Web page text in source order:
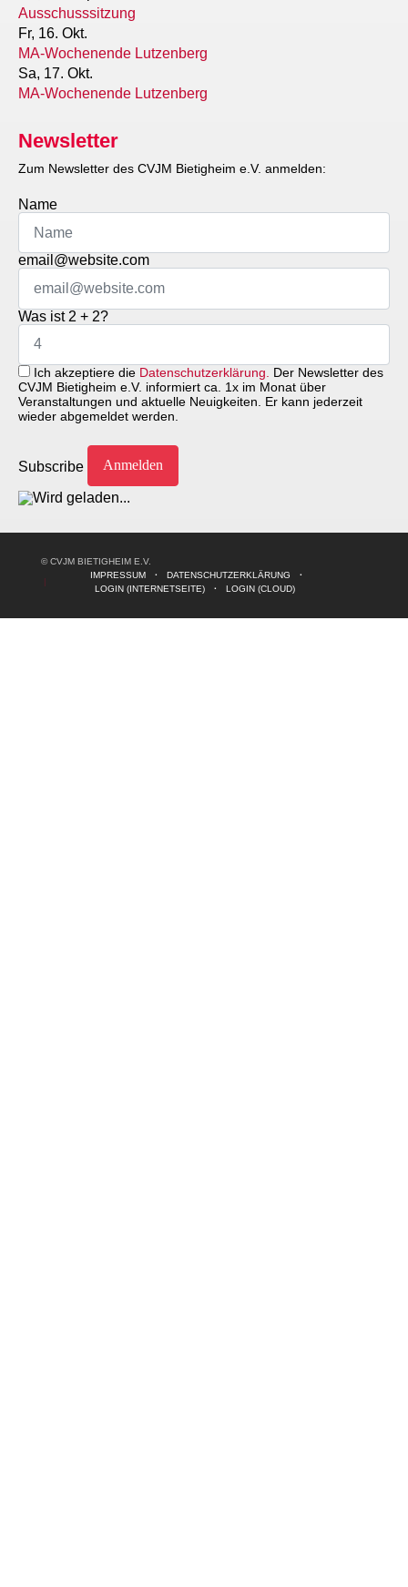
Ausschusssitzung
Fr, 16. Okt.
MA-Wochenende Lutzenberg
Sa, 17. Okt.
MA-Wochenende Lutzenberg
Newsletter
Zum Newsletter des CVJM Bietigheim e.V. anmelden:
Name
email@website.com
Was ist 2 + 2?
Ich akzeptiere die Datenschutzerklärung.
Der Newsletter des
CVJM Bietigheim e.V. informiert ca. 1x im Monat über
Veranstaltungen und aktuelle Neuigkeiten. Er kann jederzeit
wieder abgemeldet werden.
Subscribe
© CVJM BIETIGHEIM E.V.
IMPRESSUM
DATENSCHUTZERKLÄRUNG
LOGIN (INTERNETSEITE)
LOGIN (CLOUD)